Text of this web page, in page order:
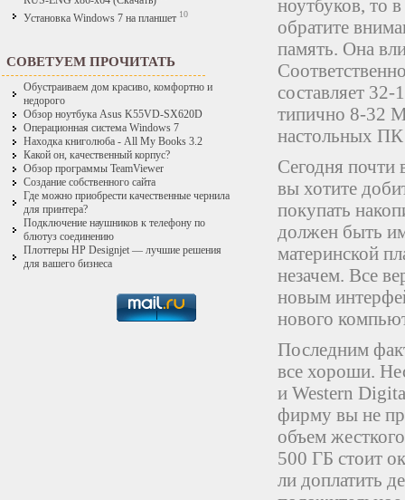
Установка Windows 7 на планшет 10
СОВЕТУЕМ ПРОЧИТАТЬ
Обустраиваем дом красиво, комфортно и
недорого
Обзор ноутбука Asus K55VD-SX620D
Операционная система Windows 7
Находка книголюба - All My Books 3.2
Какой он, качественный корпус?
Обзор программы TeamViewer
Создание собственного сайта
Где можно приобрести качественные чернила
для принтера?
Подключение наушников к телефону по
блютуз соединению
Плоттеры HP Designjet — лучшие решения
для вашего бизнеса
ноутбуков, то
обратите
память. Она
составляет
типично 8-32
настольных
Сегодня почти
вы хотите
покупать
должен быть
материнской
незачем. Все
новым
нового
Последним
все хороши.
и Western
фирму вы не
объем
500 ГБ стоит
ли доплатить